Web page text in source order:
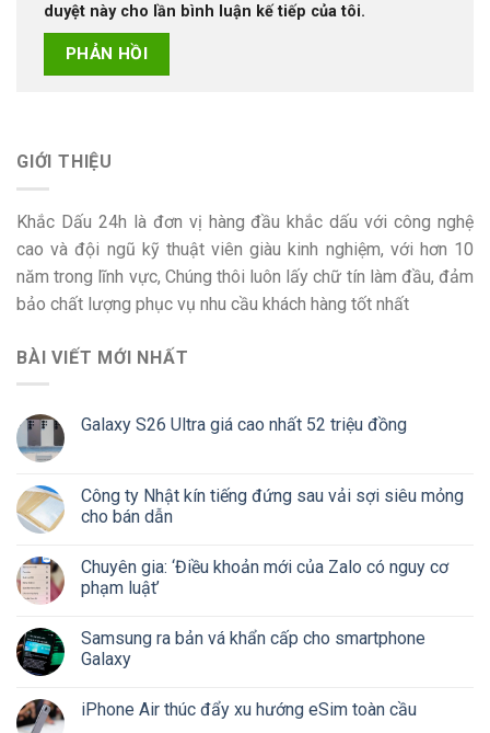
duyệt này cho lần bình luận kế tiếp của tôi.
GIỚI THIỆU
Khắc Dấu 24h là đơn vị hàng đầu khắc dấu với công nghệ
cao và đội ngũ kỹ thuật viên giàu kinh nghiệm, với hơn 10
năm trong lĩnh vực, Chúng thôi luôn lấy chữ tín làm đầu, đảm
bảo chất lượng phục vụ nhu cầu khách hàng tốt nhất
BÀI VIẾT MỚI NHẤT
Galaxy S26 Ultra giá cao nhất 52 triệu đồng
Công ty Nhật kín tiếng đứng sau vải sợi siêu mỏng
cho bán dẫn
Chuyên gia: ‘Điều khoản mới của Zalo có nguy cơ
phạm luật’
Samsung ra bản vá khẩn cấp cho smartphone
Galaxy
iPhone Air thúc đẩy xu hướng eSim toàn cầu